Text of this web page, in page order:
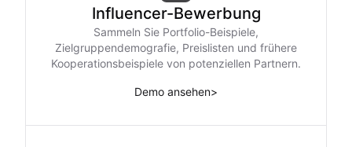
Influencer-Bewerbung
Sammeln Sie Portfolio-Beispiele,
Zielgruppendemografie, Preislisten und frühere
Kooperationsbeispiele von potenziellen Partnern.
Demo ansehen>